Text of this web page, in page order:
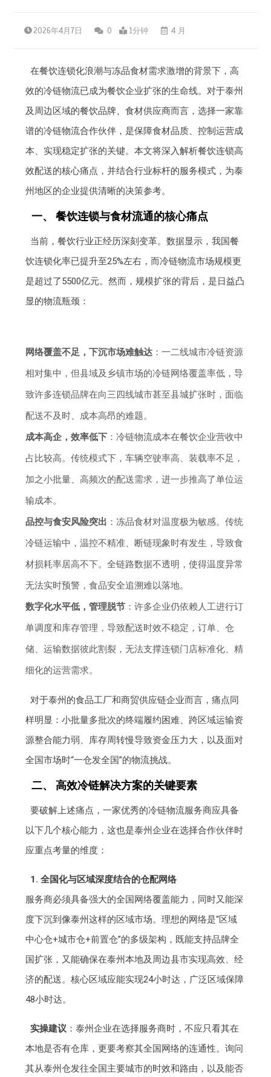
2026年4月7日 0 1分钟 4 月
在餐饮连锁化浪潮与冻品食材需求激增的背景下，高
效的冷链物流已成为餐饮企业扩张的生命线。对于泰州
及周边区域的餐饮品牌、食材供应商而言，选择一家靠
谱的冷链物流合作伙伴，是保障食材品质、控制运营成
本、实现稳定扩张的关键。本文将深入解析餐饮连锁高
效配送的核心痛点，并结合行业标杆的服务模式，为泰
州地区的企业提供清晰的决策参考。
一、 餐饮连锁与食材流通的核心痛点
当前，餐饮行业正经历深刻变革。数据显示，我国餐
饮连锁化率已提升至25%左右，而冷链物流市场规模更
是超过了5500亿元。然而，规模扩张的背后，是日益凸
显的物流瓶颈：
网络覆盖不足，下沉市场难触达 ：一二线城市冷链资源
相对集中，但县域及乡镇市场的冷链网络覆盖率低，导
致许多连锁品牌在向三四线城市甚至县城扩张时，面临
配送不及时、成本高昂的难题。
成本高企，效率低下 ：冷链物流成本在餐饮企业营收中
占比较高。传统模式下，车辆空驶率高、装载率不足，
加之小批量、高频次的配送需求，进一步推高了单位运
输成本。
品控与食安风险突出 ：冻品食材对温度极为敏感。传统
冷链运输中，温控不精准、断链现象时有发生，导致食
材损耗率居高不下。全链路数据不透明，使得温度异常
无法实时预警，食品安全追溯难以落地。
数字化水平低，管理脱节 ：许多企业仍依赖人工进行订
单调度和库存管理，导致配送时效不稳定，订单、仓
储、运输数据彼此割裂，无法支撑连锁门店标准化、精
细化的运营需求。
对于泰州的食品工厂和商贸供应链企业而言，痛点同
样明显：小批量多批次的终端履约困难、跨区域运输资
源整合能力弱、库存周转慢导致资金压力大，以及面对
全国市场时“一仓发全国”的物流挑战。
二、 高效冷链解决方案的关键要素
要破解上述痛点，一家优秀的冷链物流服务商应具备
以下几个核心能力，这也是泰州企业在选择合作伙伴时
应重点考量的维度：
1. 全国化与区域深度结合的仓配网络
服务商必须具备强大的全国网络覆盖能力，同时又能深
度下沉到像泰州这样的区域市场。理想的网络是“区域
中心仓+城市仓+前置仓”的多级架构，既能支持品牌全
国扩张，又能确保在泰州本地及周边县市实现高效、经
济的配送。核心区域应能实现24小时达，广泛区域保障
48小时达。
实操建议 ：泰州企业在选择服务商时，不应只看其在
本地是否有仓库，更要考察其全国网络的连通性。询问
其从泰州仓发往全国主要城市的时效和路由，以及能否